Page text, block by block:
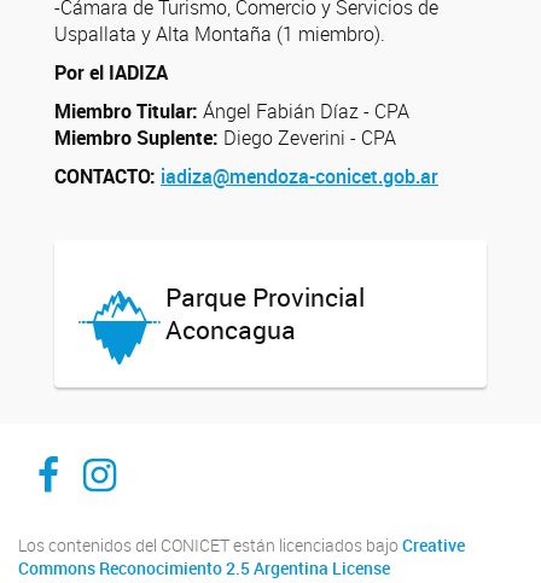
-Cámara de Turismo, Comercio y Servicios de
Uspallata y Alta Montaña (1 miembro).
Por el IADIZA
Miembro Titular: Ángel Fabián Díaz - CPA
Miembro Suplente: Diego Zeverini - CPA
CONTACTO: iadiza@mendoza-conicet.gob.ar
Parque Provincial
Aconcagua
Facebook
Instagram
Los contenidos del CONICET están licenciados bajo Creative
Commons Reconocimiento 2.5 Argentina License